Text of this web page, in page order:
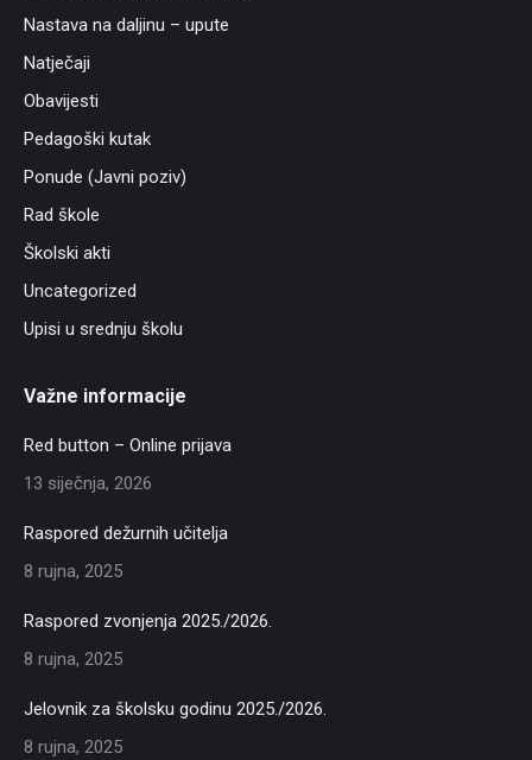
Nastava na daljinu – upute
Natječaji
Obavijesti
Pedagoški kutak
Ponude (Javni poziv)
Rad škole
Školski akti
Uncategorized
Upisi u srednju školu
Važne informacije
Red button – Online prijava
13 siječnja, 2026
Raspored dežurnih učitelja
8 rujna, 2025
Raspored zvonjenja 2025./2026.
8 rujna, 2025
Jelovnik za školsku godinu 2025./2026.
8 rujna, 2025